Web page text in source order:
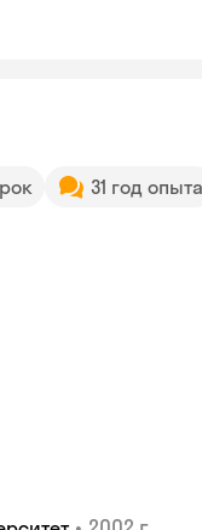
31 год опыта